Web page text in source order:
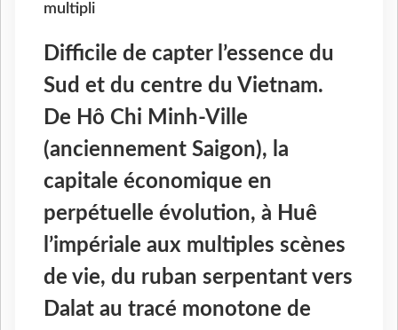
multipli
Difficile de capter l’essence du
Sud et du centre du Vietnam.
De Hô Chi Minh-Ville
(anciennement Saigon), la
capitale économique en
perpétuelle évolution, à Huê
l’impériale aux multiples scènes
de vie, du ruban serpentant vers
Dalat au tracé monotone de